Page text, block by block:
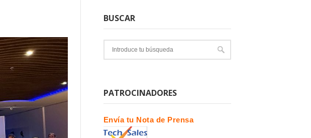
BUSCAR
PATROCINADORES
Envía tu Nota de Prensa